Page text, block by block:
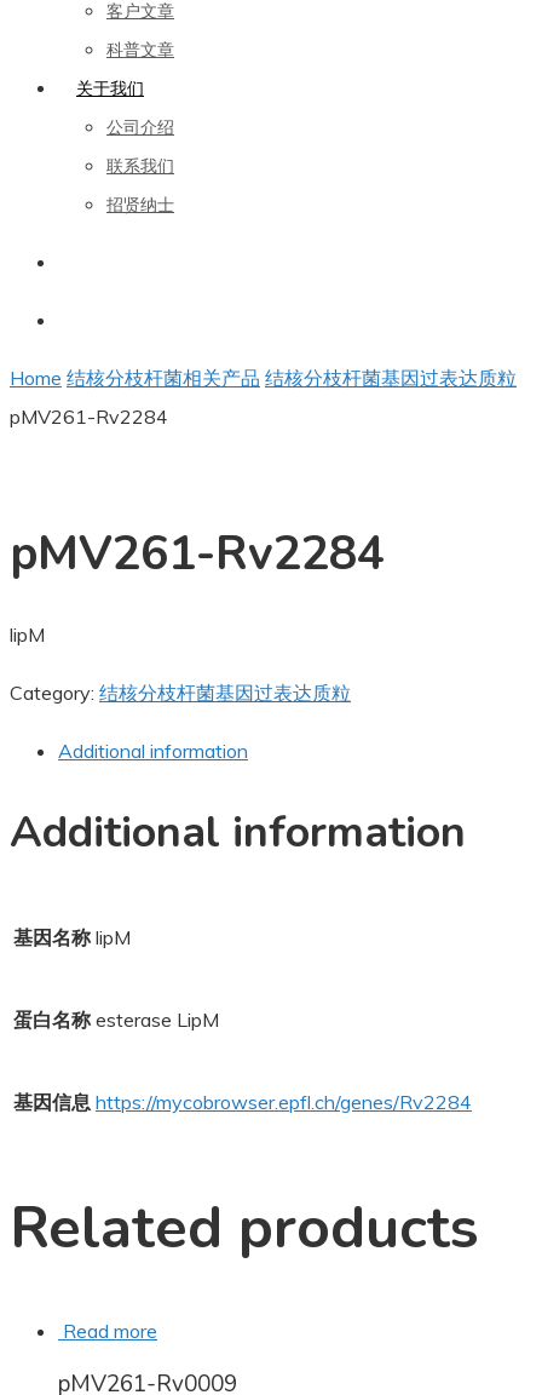
客户文章
科普文章
关于我们
公司介绍
联系我们
招贤纳士
Home 结核分枝杆菌相关产品 结核分枝杆菌基因过表达质粒
pMV261-Rv2284
pMV261-Rv2284
lipM
Category: 结核分枝杆菌基因过表达质粒
Additional information
Additional information
基因名称 lipM
蛋白名称 esterase LipM
基因信息 https://mycobrowser.epfl.ch/genes/Rv2284
Related products
Read more
pMV261-Rv0009